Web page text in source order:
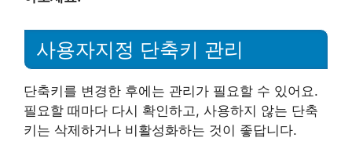
사용자지정 단축키 관리
단축키를 변경한 후에는 관리가 필요할 수 있어요.
필요할 때마다 다시 확인하고, 사용하지 않는 단축
키는 삭제하거나 비활성화하는 것이 좋답니다.